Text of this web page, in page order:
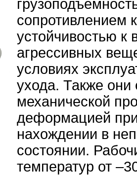
сопротивлением
устойчивостью к
агрессивных
условиях
ухода. Также
механической
деформацией
нахождении в
состоянии.
температур от